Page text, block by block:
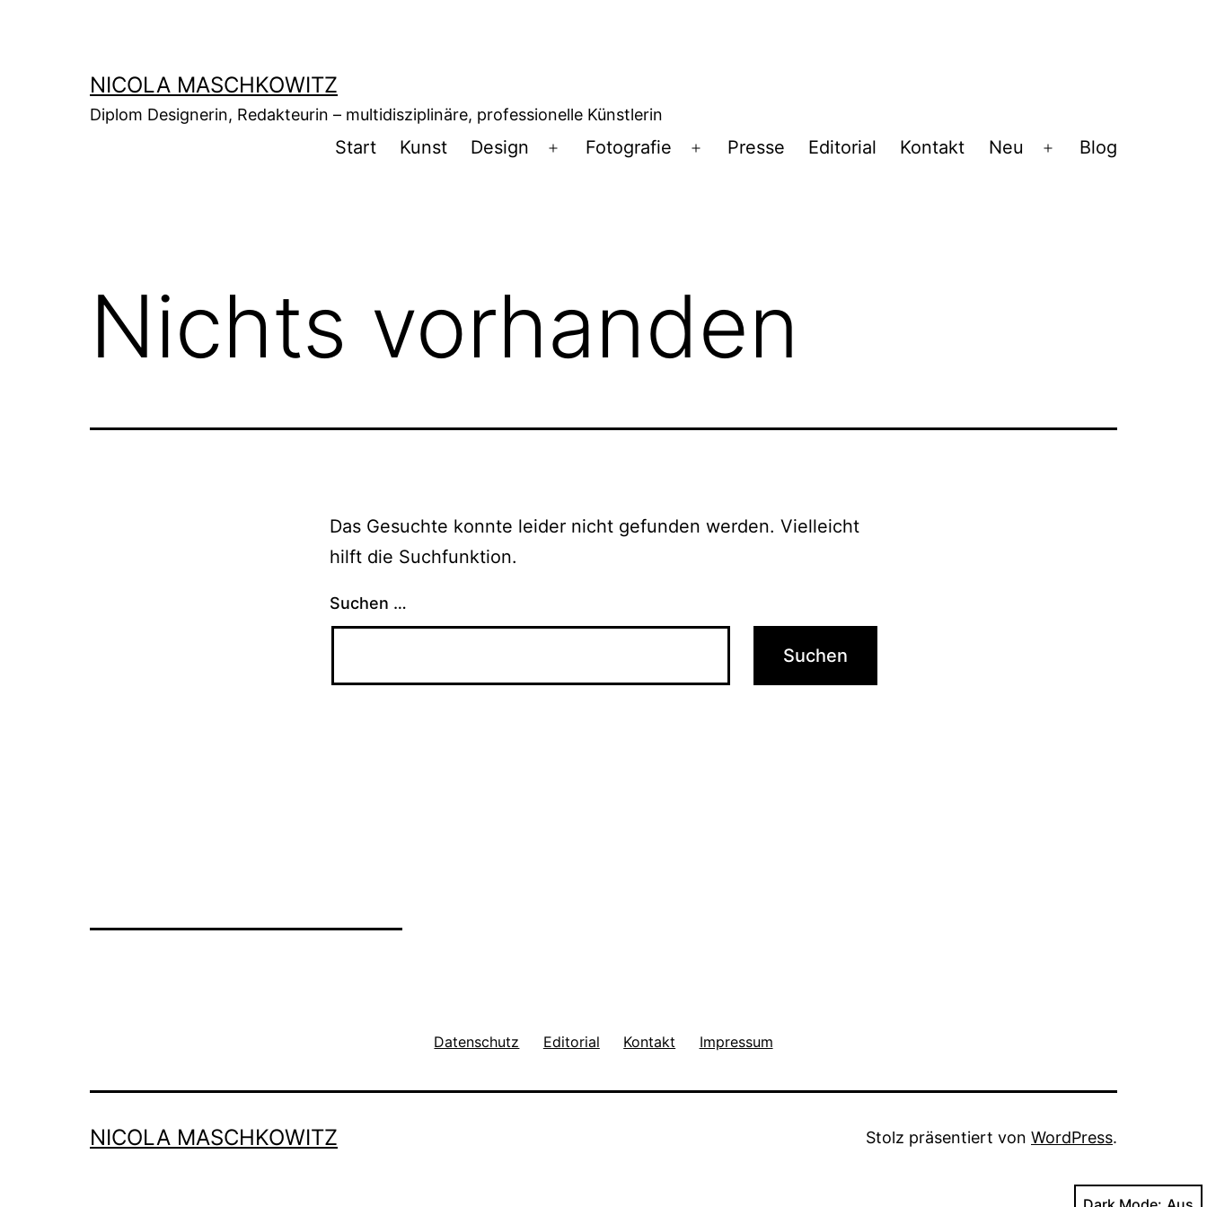
NICOLA MASCHKOWITZ
Diplom Designerin, Redakteurin – multidisziplinäre, professionelle Künstlerin
Start Kunst Design
Menü
Fotografie
Menü
Presse Editorial Kontakt Neu
Menü
Blog
Nichts vorhanden
Das Gesuchte konnte leider nicht gefunden werden. Vielleicht
hilft die Suchfunktion.
Suchen …
Datenschutz Editorial Kontakt Impressum
NICOLA MASCHKOWITZ Stolz präsentiert von WordPress.